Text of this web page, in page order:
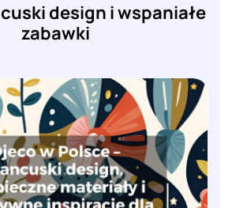
design i wspaniałe
zabawki